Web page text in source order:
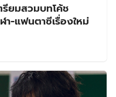
รียมสวมบทโค้ช
-แฟนตาซีเรื่องใหม่